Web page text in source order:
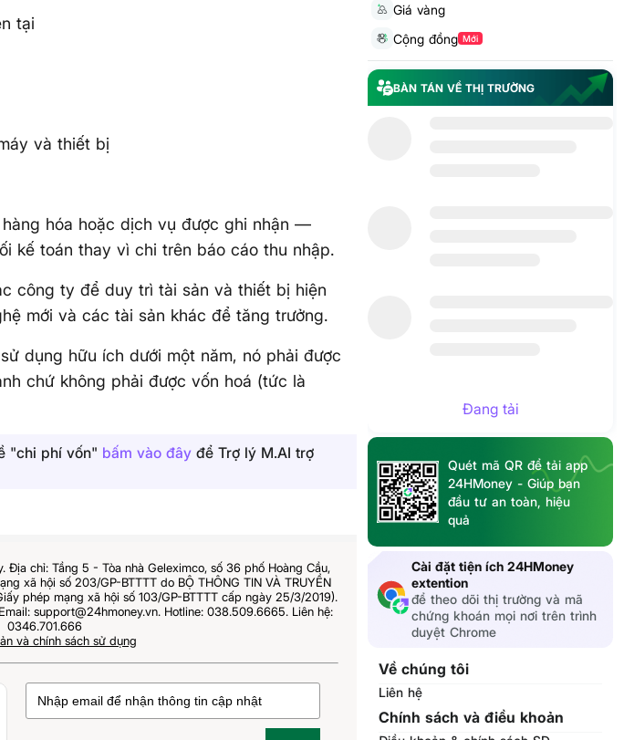
tại
và thiết bị
hóa hoặc dịch vụ được ghi nhận —
kế toán thay vì chi trên báo cáo thu nhập.
công ty để duy trì tài sản và thiết bị hiện
mới và các tài sản khác để tăng trưởng.
dụng hữu ích dưới một năm, nó phải được
chứ không phải được vốn hoá (tức là
"chi phí vốn" bấm vào đâyđể Trợ lý M.AI trợ
Địa chỉ: Tầng 5 - Tòa nhà Geleximco, số 36 phố Hoàng Cầu,
xã hội số 203/GP-BTTTT do BỘ THÔNG TIN VÀ TRUYỀN
phép mạng xã hội số 103/GP-BTTTT cấp ngày 25/3/2019).
support@24hmoney.vn. Hotline: 038.509.6665. Liên hệ:
0346.701.666
và chính sách sử dụng
Giá vàng
Cộng đồng Mới
BÀN TÁN VỀ THỊ TRƯỜNG
Đang tải
Quét mã QR để tải app
24HMoney - Giúp bạn
đầu tư an toàn, hiệu
quả
Cài đặt tiện ích 24HMoney
extention
để theo dõi thị trường và mã
chứng khoán mọi nơi trên trình
duyệt Chrome
Về chúng tôi
Liên hệ
Chính sách và điều khoản